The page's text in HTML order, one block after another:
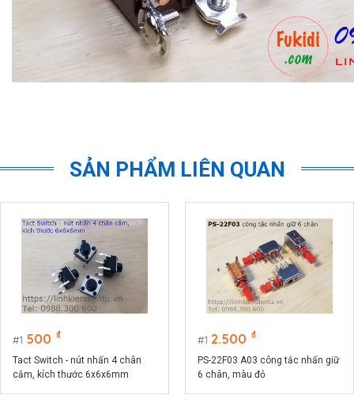
SẢN PHẨM LIÊN QUAN
1 500 ₫
Tact Switch - nút nhấn 4 chân
cắm, kích thước 6x6x6mm
1 2.500 ₫
PS-22F03 A03 công tắc nhấn giữ
6 chân, màu đỏ